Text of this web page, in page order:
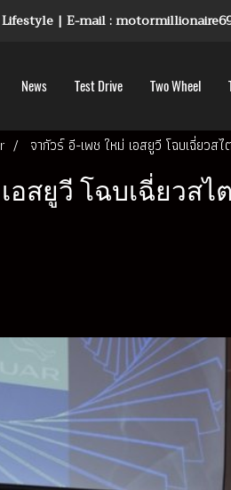
| E-mail :
News Test Drive Two Wheel
จากัวร์ อี-เพช ใหม่ เอสยูวี โฉบเฉี่ยวส
อสยูวี โฉบเฉี่ยวส